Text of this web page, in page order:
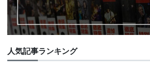
人気記事ランキング